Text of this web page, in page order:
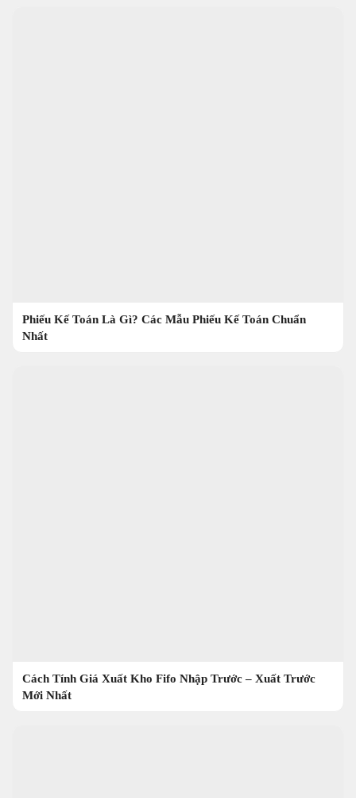
Phiếu Kế Toán Là Gì? Các Mẫu Phiếu Kế Toán Chuẩn
Nhất
Cách Tính Giá Xuất Kho Fifo Nhập Trước – Xuất Trước
Mới Nhất